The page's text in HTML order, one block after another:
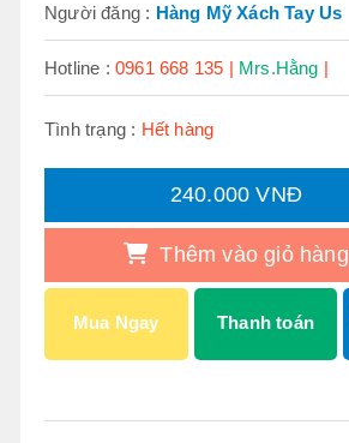
Người đăng : Hàng Mỹ Xách Tay Us
Hotline :0961 668 135 | Mrs.Hằng |
Tình trạng : Hết hàng
240.000 VNĐ
Thêm vào giỏ hàng
Mua Ngay Thanh toán